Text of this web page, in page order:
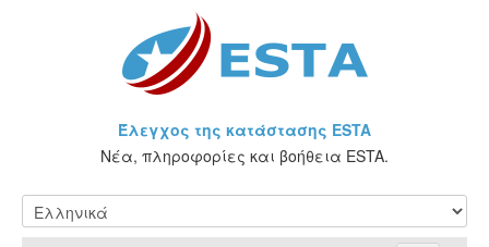
Έλεγχος της κατάστασης ESTA
Νέα, πληροφορίες και βοήθεια ESTA.